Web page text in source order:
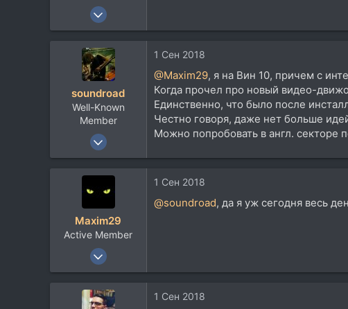
14 Июл 2013
Архангельск
soundroad
Well-Known
Member
13 Авг 2007
5.270
1 Сен 2018
@Maxim29, я на Вин 10, причем с
Когда прочел про новый видео-
Единственно, что было после
Честно говоря, даже нет больше
Можно попробовать в англ. секторе
Maxim29
Active Member
14 Июл 2013
1 Сен 2018
@soundroad, да я уж сегодня весь
1 Сен 2018